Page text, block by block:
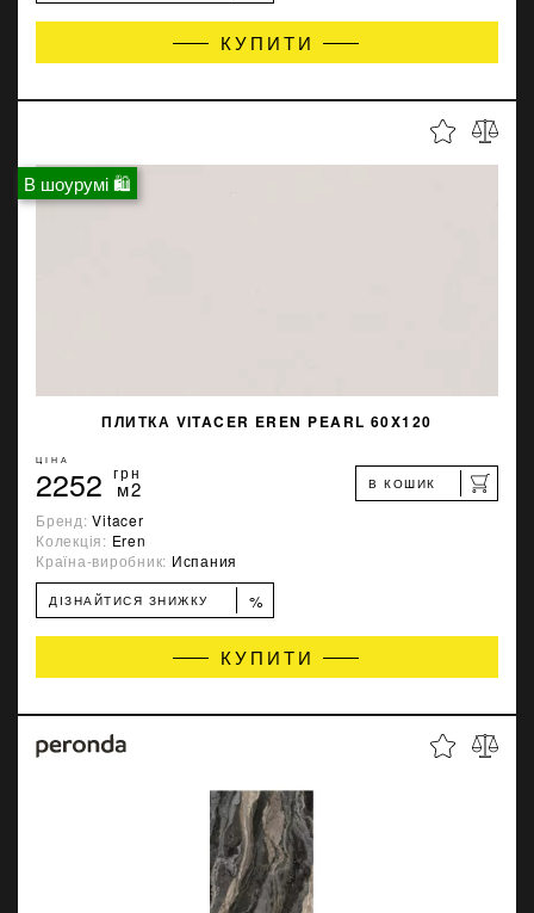
КУПИТИ
В шоурумі 🛍
ПЛИТКА VITACER EREN PEARL 60X120
ЦІНА
2252 грн
м2 В КОШИК
Бренд:Vitacer
Колекція: Eren
Країна-виробник: Испания
ДІЗНАЙТИСЯ ЗНИЖКУ %
КУПИТИ